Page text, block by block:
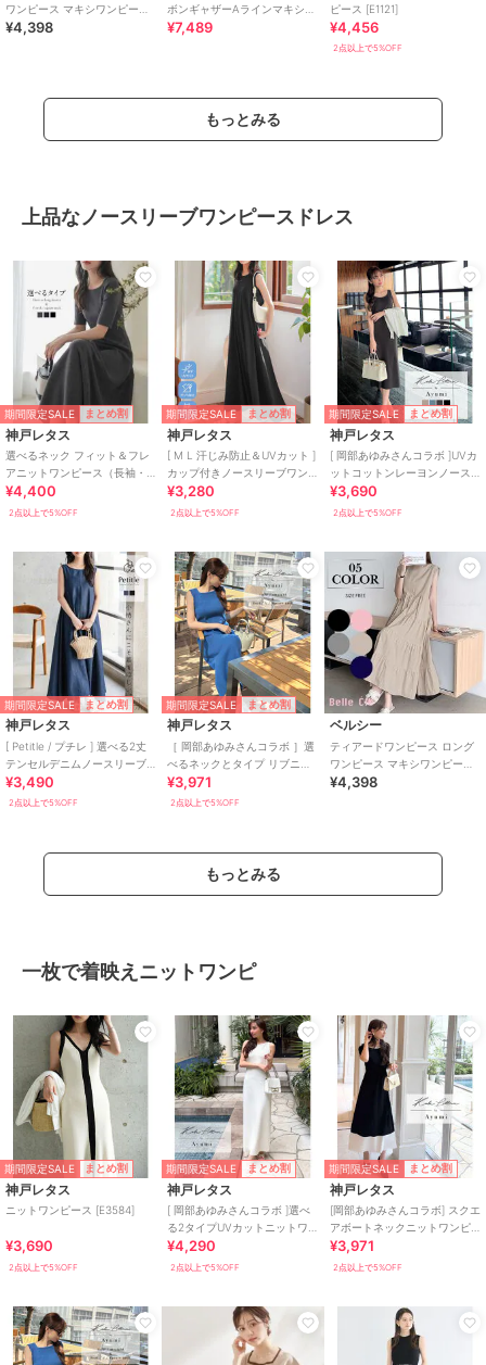
ワンピース マキシワンピース
ノースリーブ 体型カバー 韓国
¥4,398
ボンギャザーAラインマキシワ
ンピース
¥7,489
ピース [E1121]
¥4,456
2点以上で5%OFF
もっとみる
上品なノースリーブワンピースドレス
期間限定SALE まとめ割
神戸レタス
選べるネック フィット＆フレ
アニットワンピース（長袖・
半袖・ノースリーブ） [E3289]
¥4,400
2点以上で5%OFF
期間限定SALE まとめ割
神戸レタス
[ M L 汗じみ防止＆UVカット ]
カップ付きノースリーブワン
ピース [E3519]
¥3,280
2点以上で5%OFF
期間限定SALE まとめ割
神戸レタス
[ 岡部あゆみさんコラボ ]UVカ
ットコットンレーヨンノース
リーブニットワンピース
[E3232]
¥3,690
2点以上で5%OFF
期間限定SALE まとめ割
神戸レタス
[ Petitle / プチレ ] 選べる2丈
テンセルデニムノースリーブ
ワンピース [E3574]
¥3,490
2点以上で5%OFF
期間限定SALE まとめ割
神戸レタス
［ 岡部あゆみさんコラボ ］選
べるネックとタイプ リブニッ
トノースリーブワンピース
[E3004]
¥3,971
2点以上で5%OFF
ベルシー
ティアードワンピース ロング
ワンピース マキシワンピース
ノースリーブ 体型カバー 韓国
¥4,398
もっとみる
一枚で着映えニットワンピ
期間限定SALE まとめ割
神戸レタス
ニットワンピース [E3584]
¥3,690
2点以上で5%OFF
期間限定SALE まとめ割
神戸レタス
[ 岡部あゆみさんコラボ ]選べ
る2タイプUVカットニットワ
ンピース [E3564]
¥4,290
2点以上で5%OFF
期間限定SALE まとめ割
神戸レタス
[岡部あゆみさんコラボ] スクエ
アボートネックニットワンピ
ース(選べるタイプとサイズ)
[E3348]
¥3,971
2点以上で5%OFF